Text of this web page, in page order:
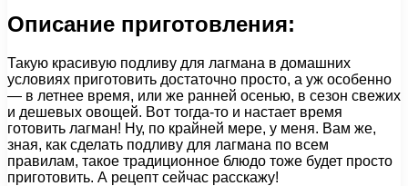
Описание приготовления:
Такую красивую подливу для лагмана в домашних
условиях приготовить достаточно просто, а уж особенно
— в летнее время, или же ранней осенью, в сезон свежих
и дешевых овощей. Вот тогда-то и настает время
готовить лагман! Ну, по крайней мере, у меня. Вам же,
зная, как сделать подливу для лагмана по всем
правилам, такое традиционное блюдо тоже будет просто
приготовить. А рецепт сейчас расскажу!